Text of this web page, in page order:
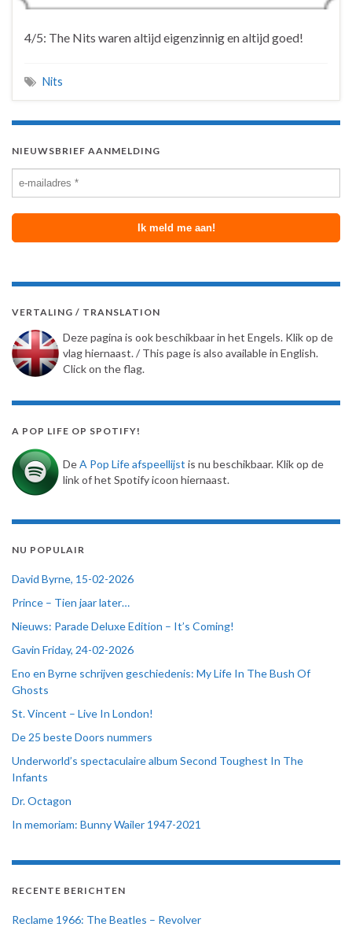
4/5: The Nits waren altijd eigenzinnig en altijd goed!
Nits
NIEUWSBRIEF AANMELDING
VERTALING / TRANSLATION
Deze pagina is ook beschikbaar in het Engels. Klik op de
vlag hiernaast. / This page is also available in English.
Click on the flag.
A POP LIFE OP SPOTIFY!
DeA Pop Life afspeellijst is nu beschikbaar. Klik op de
link of het Spotify icoon hiernaast.
NU POPULAIR
David Byrne, 15-02-2026
Prince – Tien jaar later…
Nieuws: Parade Deluxe Edition – It’s Coming!
Gavin Friday, 24-02-2026
Eno en Byrne schrijven geschiedenis: My Life In The Bush Of
Ghosts
St. Vincent – Live In London!
De 25 beste Doors nummers
Underworld’s spectaculaire album Second Toughest In The
Infants
Dr. Octagon
In memoriam: Bunny Wailer 1947-2021
RECENTE BERICHTEN
Reclame 1966: The Beatles – Revolver